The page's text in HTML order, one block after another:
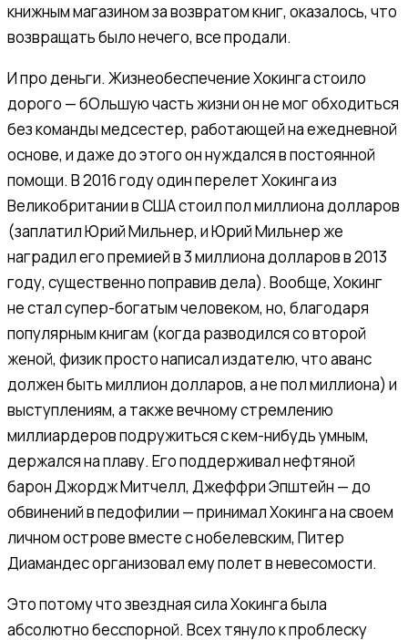
книжным магазином за возвратом книг, оказалось, что
возвращать было нечего, все продали.
И про деньги. Жизнеобеспечение Хокинга стоило
дорого — бОльшую часть жизни он не мог обходиться
без команды медсестер, работающей на ежедневной
основе, и даже до этого он нуждался в постоянной
помощи. В 2016 году один перелет Хокинга из
Великобритании в США стоил пол миллиона долларов
(заплатил Юрий Мильнер, и Юрий Мильнер же
наградил его премией в 3 миллиона долларов в 2013
году, существенно поправив дела). Вообще, Хокинг
не стал супер-богатым человеком, но, благодаря
популярным книгам (когда разводился со второй
женой, физик просто написал издателю, что аванс
должен быть миллион долларов, а не пол миллиона) и
выступлениям, а также вечному стремлению
миллиардеров подружиться с кем-нибудь умным,
держался на плаву. Его поддерживал нефтяной
барон Джордж Митчелл, Джеффри Эпштейн — до
обвинений в педофилии — принимал Хокинга на своем
личном острове вместе с нобелевским, Питер
Диамандес организовал ему полет в невесомости.
Это потому что звездная сила Хокинга была
абсолютно бесспорной. Всех тянуло к проблеску